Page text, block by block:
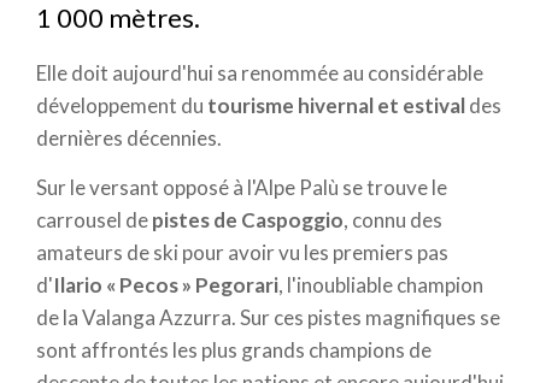
1 000 mètres.
Elle doit aujourd'hui sa renommée au considérable
développement du tourisme hivernal et estivaldes
dernières décennies.
Sur le versant opposé à l'Alpe Palù se trouve le
carrousel depistes de Caspoggio, connu des
amateurs de ski pour avoir vu les premiers pas
d'Ilario « Pecos » Pegorari, l'inoubliable champion
de la Valanga Azzurra. Sur ces pistes magnifiques se
sont affrontés les plus grands champions de